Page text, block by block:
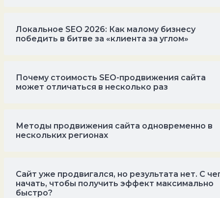
Локальное SEO 2026: Как малому бизнесу
победить в битве за «клиента за углом»
Почему стоимость SEO-продвижения сайта
может отличаться в несколько раз
Методы продвижения сайта одновременно в
нескольких регионах
Сайт уже продвигался, но результата нет. С
начать, чтобы получить эффект максимально
быстро?